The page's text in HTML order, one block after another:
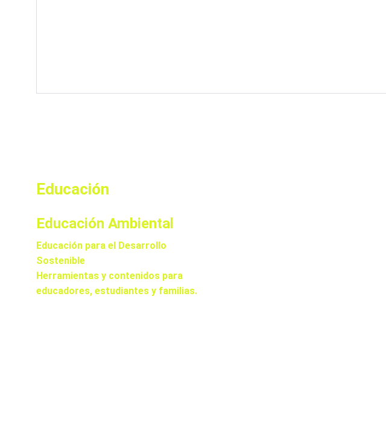
Educación
Educación Ambiental
Educación para el Desarrollo
Sostenible
Herramientas y contenidos para
educadores, estudiantes y familias.